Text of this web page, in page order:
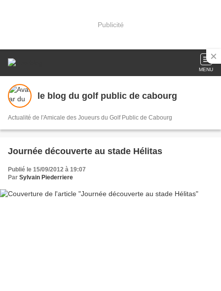
Publicité
MENU
le blog du golf public de cabourg
Actualité de l'Amicale des Joueurs du Golf Public de Cabourg
Journée découverte au stade Hélitas
Publié le 15/09/2012 à 19:07
Par Sylvain Piederriere